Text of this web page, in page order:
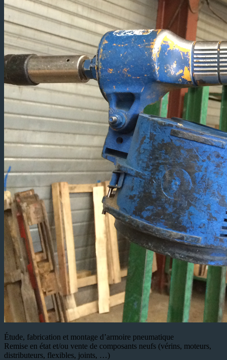
Étude, fabrication et montage d’armoire pneumatique
Remise en état et/ou vente de composants neufs (vérins, moteurs,
distributeurs, flexibles, joints, …)